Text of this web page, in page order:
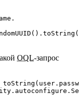
OQL‑запрос